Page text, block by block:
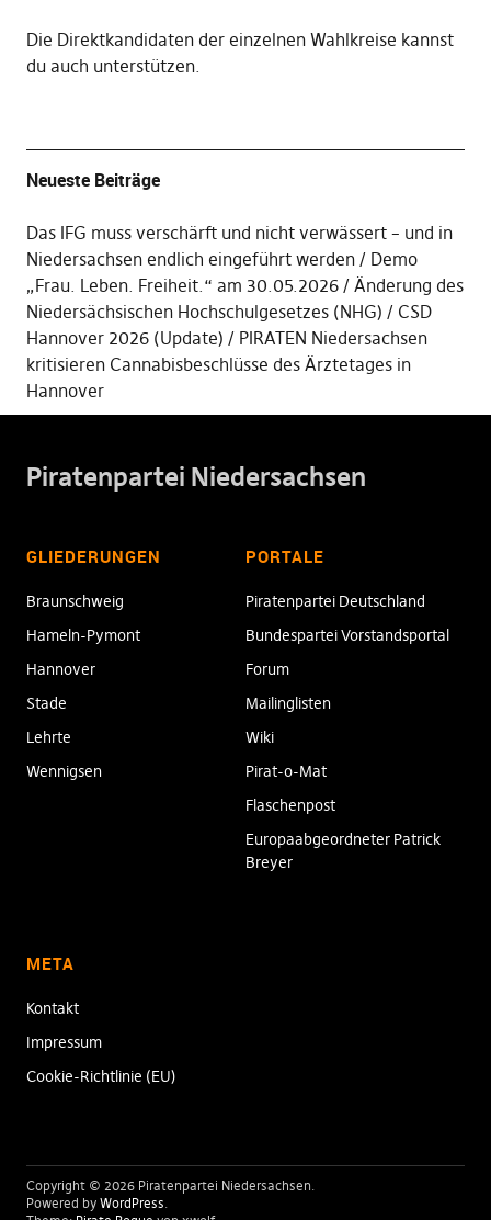
Die Direktkandidaten der einzelnen Wahlkreise kannst
du auch unterstützen.
Neueste Beiträge
Das IFG muss verschärft und nicht verwässert – und in
Niedersachsen endlich eingeführt werden
Demo
„Frau. Leben. Freiheit.“ am 30.05.2026
Änderung des
Niedersächsischen Hochschulgesetzes (NHG)
CSD
Hannover 2026 (Update)
PIRATEN Niedersachsen
kritisieren Cannabisbeschlüsse des Ärztetages in
Hannover
Piratenpartei Niedersachsen
GLIEDERUNGEN
Braunschweig
Hameln-Pymont
Hannover
Stade
Lehrte
Wennigsen
PORTALE
Piratenpartei Deutschland
Bundespartei Vorstandsportal
Forum
Mailinglisten
Wiki
Pirat-o-Mat
Flaschenpost
Europaabgeordneter Patrick
Breyer
META
Kontakt
Impressum
Cookie-Richtlinie (EU)
Copyright © 2026 Piratenpartei Niedersachsen
Powered by WordPress